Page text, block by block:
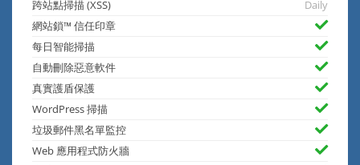
跨站點掃描 (XSS)
Daily
網站鎖™ 信任印章
每日智能掃描
自動刪除惡意軟件
真實護盾保護
WordPress 掃描
垃圾郵件黑名單監控
Web 應用程式防火牆